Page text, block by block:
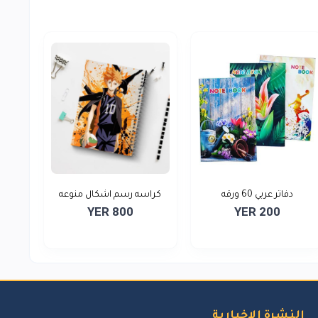
دفاتر عربي 60 ورقه
YER 200
كراسه رسم اشكال منوعه
YER 800